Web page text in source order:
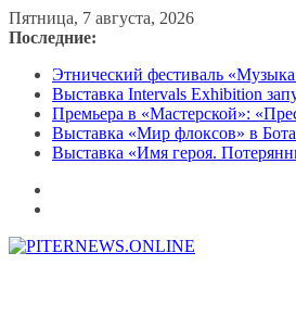
Перейти
к
Пятница, 7 августа, 2026
Последние:
Этнический фестиваль
Выставка Intervals Exhibition
Премьера в «Мастерской»:
Выставка «Мир флоксов» в
Выставка «Имя героя.